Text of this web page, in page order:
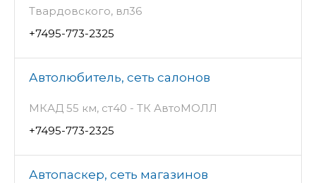
Твардовского, вл36
+7495-773-2325
Автолюбитель, сеть салонов
МКАД 55 км, ст40 - ТК АвтоМОЛЛ
+7495-773-2325
Автопаскер, сеть магазинов